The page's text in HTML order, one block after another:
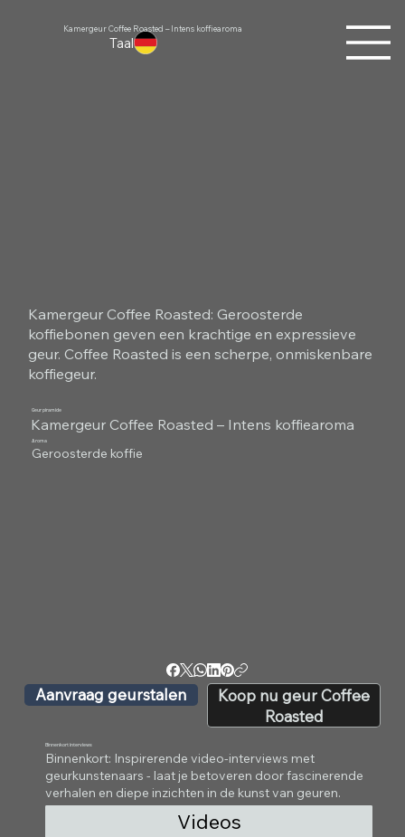
Taal
Kamergeur Coffee Roasted – Intens koffiearoma
Kamergeur Coffee Roasted: Geroosterde
koffiebonen geven een krachtige en expressieve
geur. Coffee Roasted is een scherpe, onmiskenbare
koffiegeur.
Geur piramide
Kamergeur Coffee Roasted – Intens koffiearoma
Aroma
Geroosterde koffie
Aanvraag geurstalen
Koop nu geur Coffee
Roasted
Binnenkort interviews
Binnenkort: Inspirerende video-interviews met
geurkunstenaars - laat je betoveren door fascinerende
verhalen en diepe inzichten in de kunst van geuren.
Videos